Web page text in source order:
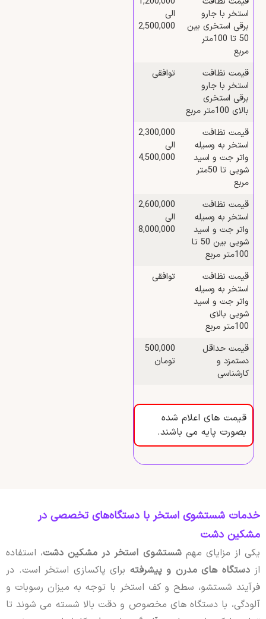
استخر با جارو
برقی استخری بین
50 تا 100متر
مربع
الی
2,500,000
قیمت نظافت
استخر با جارو
برقی استخری
بالای 100متر مربع
توافقی
قیمت نظافت
استخر به وسیله
واتر جت و اسید
شویی تا 50متر
مربع
2,300,000
الی
4,500,000
قیمت نظافت
استخر به وسیله
واتر جت و اسید
شویی بین 50 تا
100متر مربع
2,600,000
الی
8,000,000
قیمت نظافت
استخر به وسیله
واتر جت و اسید
شویی بالای
100متر مربع
توافقی
قیمت حداقل
دستمزد و
کارشناسی
500,000
تومان
قیمت های اعلام شده
بصورت پایه می باشند.
خدمات شستشوی استخر با دستگاه‌های تخصصی در
مشکین دشت
یکی از مزایای مهم شستشوی استخر در مشکین دشت، استفاده
از دستگاه های مدرن و پیشرفتهبرای پاکسازی استخر است. در
فرآیند شستشو، سطح و کف استخر با توجه به میزان رسوبات و
آلودگی، با دستگاه های مخصوص و دقت بالا شسته می شوند تا